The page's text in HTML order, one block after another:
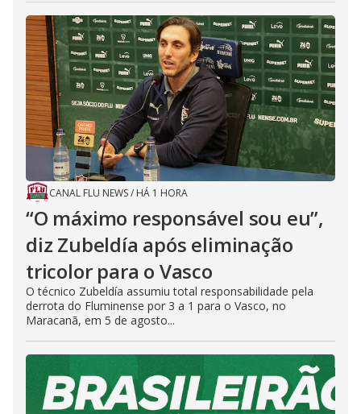
CANAL FLU NEWS/ HÁ 1 HORA
“O máximo responsável sou eu”,
diz Zubeldía após eliminação
tricolor para o Vasco
O técnico Zubeldía assumiu total responsabilidade pela
derrota do Fluminense por 3 a 1 para o Vasco, no
Maracanã, em 5 de agosto...